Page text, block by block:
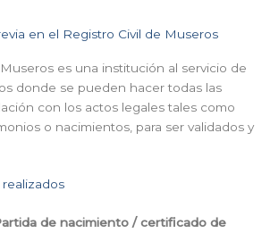
en el Registro Civil de Museros
es una institución al servicio de
donde se pueden hacer todas las
con los actos legales tales como
o nacimientos, para ser validados y
de nacimiento / certificado de